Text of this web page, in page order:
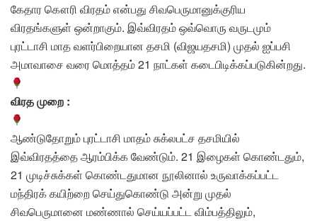
கேதார கௌரி விரதம் என்பது சிவபெருமானுக்குரிய
விரதங்களுள் ஒன்றாகும். இவ்விரதம் ஒவ்வொரு வருடமும்
புரட்டாசி மாத வளர்பிறையான தசமி (விஜயதசமி) முதல் ஐப்பசி
அமாவாசை வரை மொத்தம் 21 நாட்கள் கடைபிடிக்கப்படுகின்றது.
விரத முறை :
ஆண்டுதோறும் புரட்டாசி மாதம் சுக்லபட்ச தசமியில்
இவ்விரதத்தை ஆரம்பிக்க வேண்டும். 21 இழைகள் கொண்டதும்,
21 முடிச்சுக்கள் கொண்டதுமான நூலினால் உருவாக்கப்பட்ட
மந்திரக் கயிற்றை செய்துகொண்டு அன்று முதல்
சிவபெருமானை மண்ணால் செய்யப்பட்ட விம்பத்திலும்,